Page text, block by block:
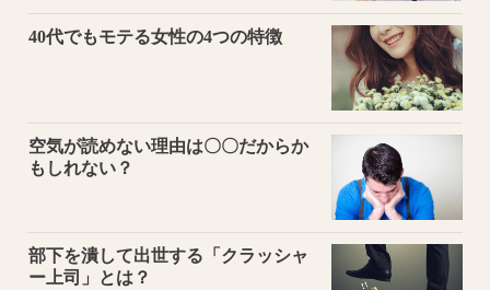
40代でもモテる女性の4つの特徴
空気が読めない理由は〇〇だからか
もしれない？
部下を潰して出世する「クラッシャ
ー上司」とは？